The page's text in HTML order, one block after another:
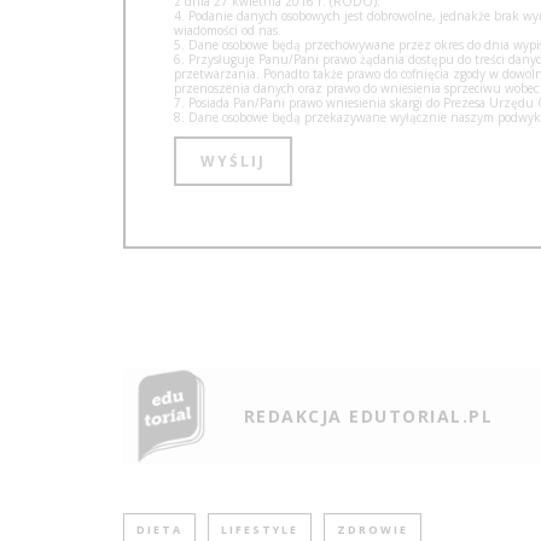
4. Podanie danych osobowych jest dobrowolne, jednakże brak
wiadomości od nas.
5. Dane osobowe będą przechowywane przez okres do dnia
6. Przysługuje Panu/Pani prawo żądania dostępu do treści
przetwarzania. Ponadto także prawo do cofnięcia zgody w
przenoszenia danych oraz prawo do wniesienia sprzeciwu
7. Posiada Pan/Pani prawo wniesienia skargi do Prezesa
8. Dane osobowe będą przekazywane wyłącznie naszym
REDAKCJA EDUTORIAL.PL
DIETA LIFESTYLE ZDROWIE